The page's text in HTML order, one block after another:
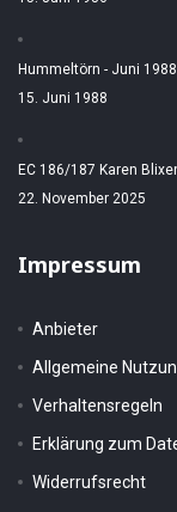
Hummeltörn - Juni 1988
15. Juni 1988
EC 186/187 Karen
22. November 2025
Impressum
Anbieter
Allgemeine
Verhaltensregeln
Erklärung zum
Widerrufsrecht